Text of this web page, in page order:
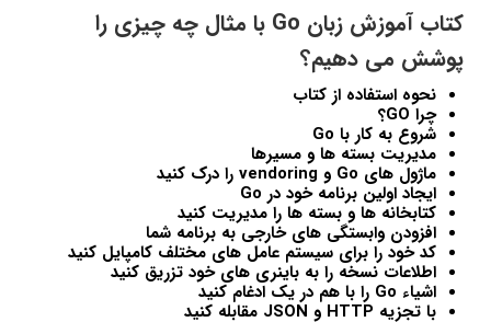
کتاب آموزش زبان Go با مثال چه چیزی را
پوشش می دهیم؟
نحوه استفاده از کتاب
چرا GO؟
شروع به کار با Go
مدیریت بسته ها و مسیرها
ماژول های Go و vendoring را درک کنید
ایجاد اولین برنامه خود در Go
کتابخانه ها و بسته ها را مدیریت کنید
افزودن وابستگی های خارجی به برنامه شما
کد خود را برای سیستم عامل های مختلف کامپایل کنید
اطلاعات نسخه را به باینری های خود تزریق کنید
اشیاء Go را با هم در یک ادغام کنید
با تجزیه HTTP و JSON مقابله کنید